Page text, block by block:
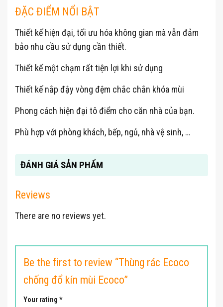
ĐẶC ĐIỂM NỔI BẬT
Thiết kế hiện đại, tối ưu hóa không gian mà vẫn đảm
bảo nhu cầu sử dụng cần thiết.
Thiết kế một chạm rất tiện lợi khi sử dụng
Thiết kế nắp đậy vòng đệm chắc chắn khóa mùi
Phong cách hiện đại tô điểm cho căn nhà của bạn.
Phù hợp với phòng khách, bếp, ngủ, nhà vệ sinh, …
ĐÁNH GIÁ SẢN PHẨM
Reviews
There are no reviews yet.
Be the first to review “Thùng rác Ecoco
chống đổ kín mùi Ecoco”
Your rating *